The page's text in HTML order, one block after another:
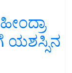
ಯಶಸ್ಸಿನ